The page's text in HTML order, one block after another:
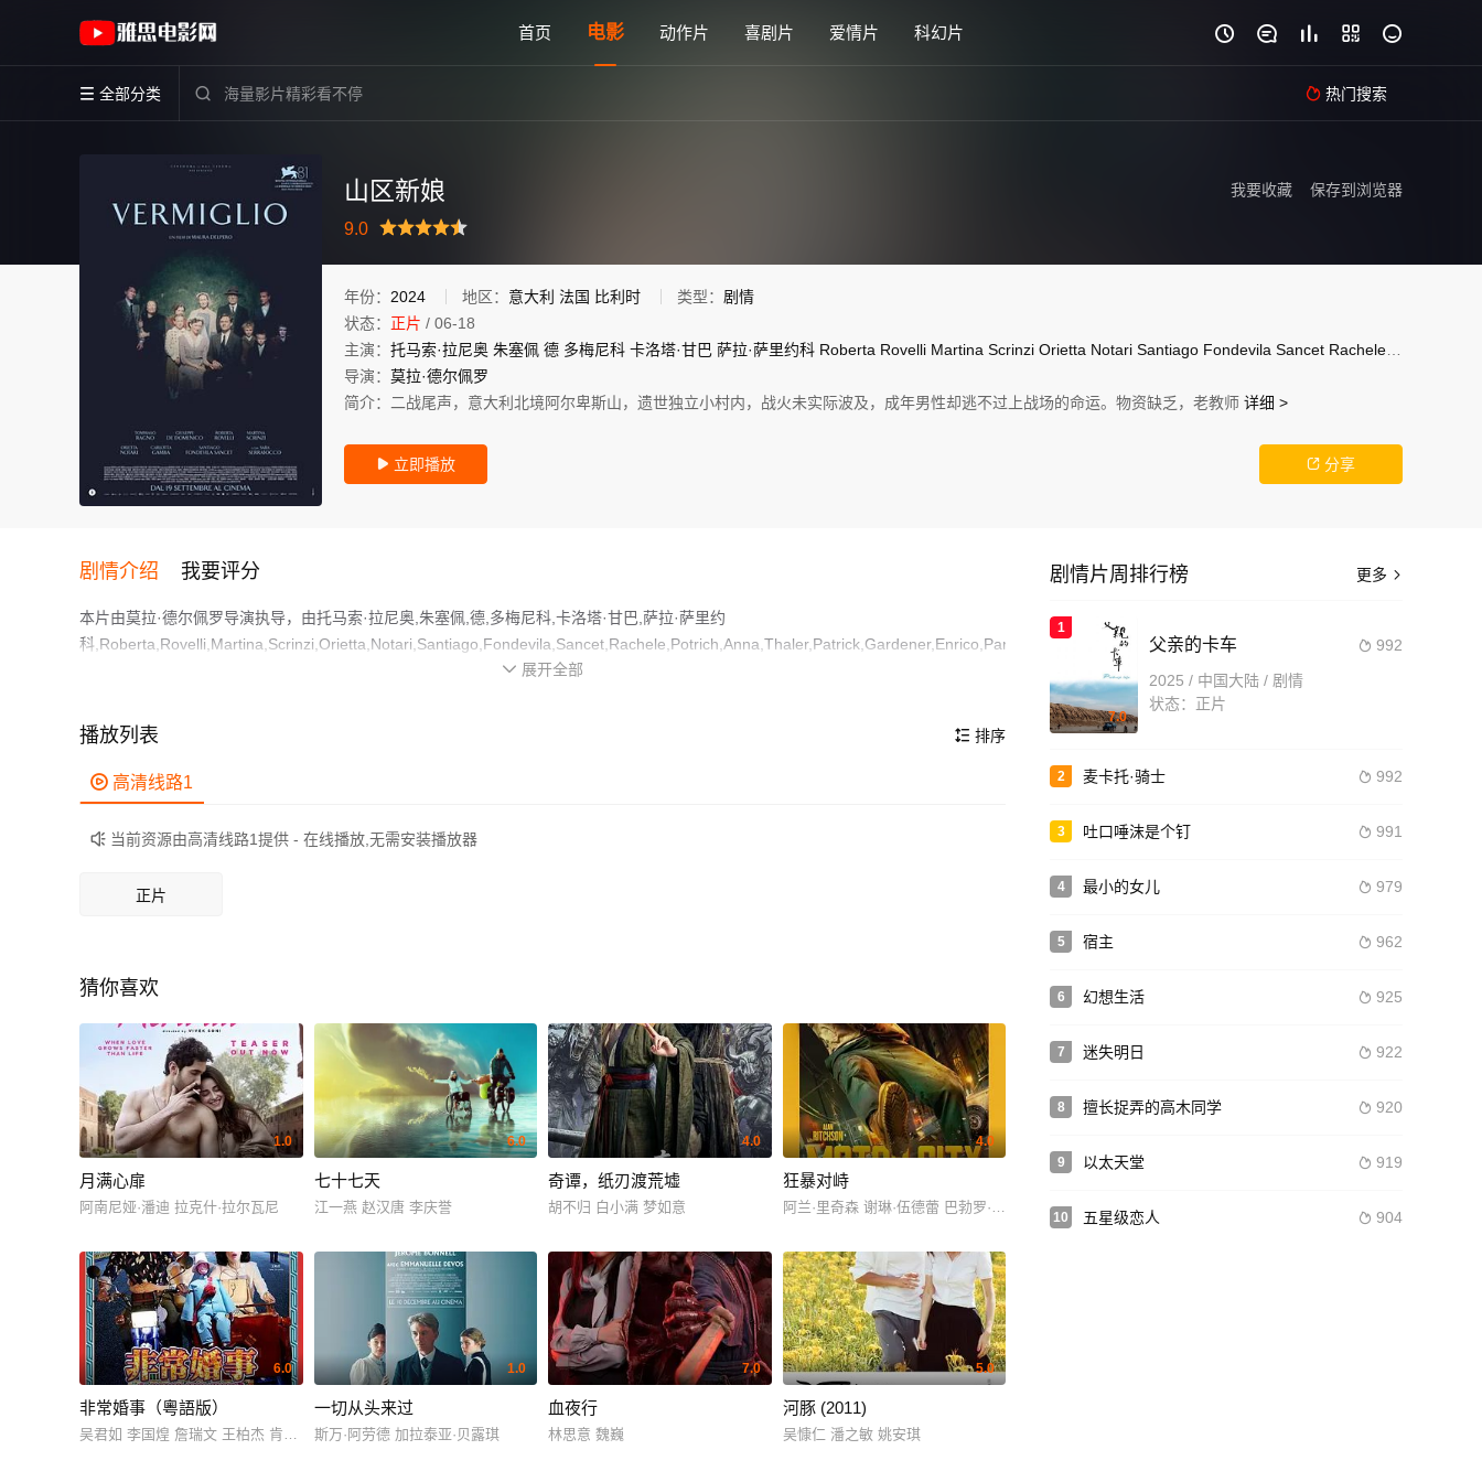
首页 电影 动作片 喜剧片 爱情片 科幻片     
 全部分类   热门搜索
《山区新娘》(2024)意大利 / 法国 / 比利时意大利语高清电影免费在线观看 - 雅思电影网
保存到浏览器
我要收藏
山区新娘
9.0
很差 推荐力荐
年份： 2024 地区： 意大利 法国 比利时 类型： 剧情
状态： 正片 / 06-18
主演： 托马索·拉尼奥 朱塞佩 德 多梅尼科 卡洛塔·甘巴 萨拉·萨里约科 Roberta Rovelli Martina Scrinzi Orietta Notari Santiago Fondevila Sancet Rachele
导演： 莫拉·德尔佩罗
简介：
二战尾声，意大利北境阿尔卑斯山，遗世独立小村内，战火未实际波及，成年男性却逃不过上战场的命运。物资缺乏，老教师 详细 >
 立即播放  分享
剧情介绍 我要评分
本片由莫拉·德尔佩罗导演执导，由托马索·拉尼奥,朱塞佩,德,多梅尼科,卡洛塔·甘巴,萨拉·萨里约
科,Roberta,Rovelli,Martina,Scrinzi,Orietta,Notari,Santiago,Fondevila,Sancet,Rachele,Potrich,Anna,Thaler,Patrick,Gardener,Enrico,Panizza,Luis,Thaler,Simone,Bendetti
等主演，故事情节跌岩起伏、扣人心弦，领广大剧情片爱好者和观众们都期待不已。
课，学生不分年龄。他们一家十口，每日劳动、祷告，听古典乐，过着周而复始的恬静日常，直到西西里逃兵闯入，扰乱了家中女孩们的
心绪。季节更替，万物生灭，雪融带来暖意，也让秘密浮现，当战争结束的好消息终于传来，这一家要面临的冲击才将开始。
作为一部 上映的剧情电影，在当期同类题材影片中具有一定的看点，在演员表现和剧情架构上也都有不错的亮点，剧情紧凑，角色塑造
鲜明，适合喜欢剧情类电影的观众观看。
 展开全部
 排序
播放列表
 高清线路1
 当前资源由高清线路1提供 - 在线播放,无需安装播放器
正片
猜你喜欢
1.0
月满心扉
阿南尼娅·潘迪 拉克什·拉尔瓦尼
6.0
七十七天
江一燕 赵汉唐 李庆誉
4.0
奇谭，纸刃渡荒墟
胡不归 白小满 梦如意
4.0
狂暴对峙
阿兰·里奇森 谢琳·伍德蕾 巴勃罗·施瑞博尔 本·福斯特 莱昂内尔·博伊斯 本·麦肯锡 阿马尔·查达-帕特尔 拉斐尔
6.0
非常婚事（粵語版）
吴君如 李国煌 詹瑞文 王柏杰 肯士·菲茨杰拉德 Keane Chan 陈建彬 程旭辉
1.0
一切从头来过
斯万·阿劳德 加拉泰亚·贝露琪
7.0
血夜行
林思意 魏巍
5.0
河豚 (2011)
吴慷仁 潘之敏 姚安琪
更多 
剧情片周排行榜
1
7.0
 992
父亲的卡车
2025 / 中国大陆 / 剧情
状态：正片
2  992
麦卡托·骑士
3  991
吐口唾沫是个钉
4  979
最小的女儿
5  962
宿主
6  925
幻想生活
7  922
迷失明日
8  920
擅长捉弄的高木同学
9  919
以太天堂
10  904
五星级恋人